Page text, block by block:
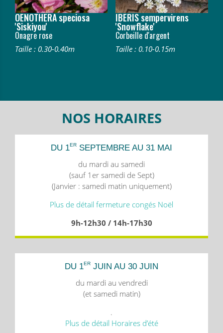
OENOTHERA speciosa
'Siskiyou'
Onagre rose
Taille : 0.30-0.40m
IBERIS sempervirens
'Snowflake'
Corbeille d'argent
Taille : 0.10-0.15m
NOS HORAIRES
DU 1ER SEPTEMBRE AU 31 MAI
du mardi au samedi
(sauf 1er samedi de Sept)
(Janvier : samedi matin uniquement)
Plus de détail fermeture congés Noël
9h-12h30 / 14h-17h30
DU 1ER JUIN AU 30 JUIN
du mardi au vendredi
(et samedi matin)
.
Plus de détail Horaires d’été